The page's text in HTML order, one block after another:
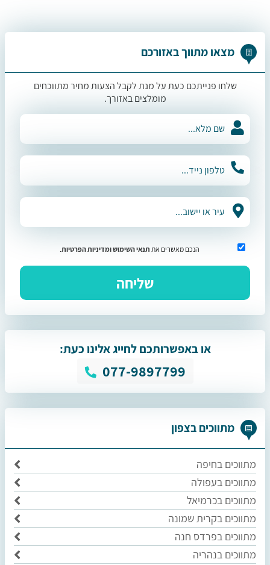
מצאו מתווך באזורכם
שלחו פנייתכם כעת על מנת לקבל הצעות מחיר מתווכחים
מומלצים באזורך.
הנכם מאשרים את תנאי השימושומדיניות הפרטיות.
או באפשרותכם לחייג אלינו כעת:
077-9897799
מתווכים בצפון
מתווכים בחיפה
מתווכים בעפולה
מתווכים בכרמיאל
מתווכים בקרית שמונה
מתווכים בפרדס חנה
מתווכים בנהריה